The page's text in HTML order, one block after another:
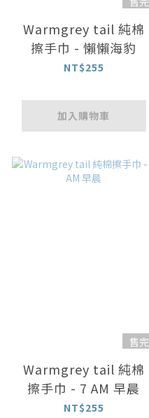
Warmgrey tail 純棉
擦手巾 - 懶懶海豹
NT$255
加入購物車
售完
Warmgrey tail 純棉
擦手巾 - 7 AM 早晨
NT$255